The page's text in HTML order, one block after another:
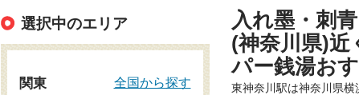
入れ墨・刺
(神奈川県)近
パー銭湯お
東神奈川駅は神奈川県
選択中のエリア
関東 全国から探す